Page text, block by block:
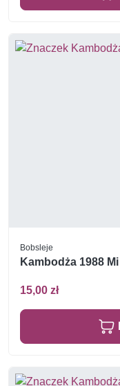
Bobsleje
Kambodża 1988
15,00 zł